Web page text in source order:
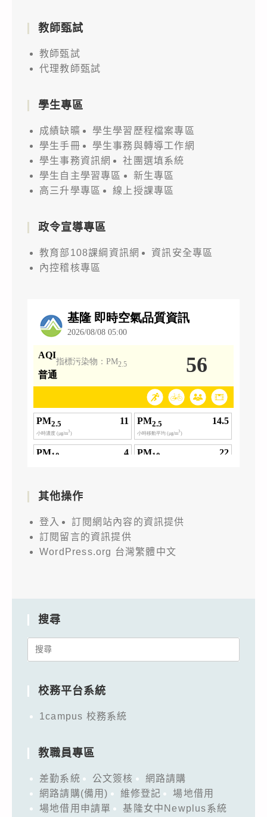
教師甄試
教師甄試
代理教師甄試
學生專區
成績缺曠
學生學習歷程檔案專區
學生手冊
學生事務與轉導工作網
學生事務資訊網
社團選填系統
學生自主學習專區
新生專區
高三升學專區
線上授課專區
政令宣導專區
教育部108課綱資訊網
資訊安全專區
內控稽核專區
其他操作
登入
訂閱網站內容的資訊提供
訂閱留言的資訊提供
WordPress.org 台灣繁體中文
搜尋
Search
校務平台系統
1campus 校務系統
教職員專區
差勤系統 公文簽核
網路請購
網路請購(備用)
維修登記
場地借用
場地借用申請單
基隆女中Newplus系統